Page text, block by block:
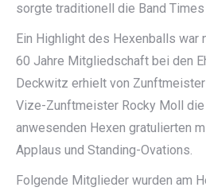
sorgte traditionell die Band Times
Ein Highlight des Hexenballs war
60 Jahre Mitgliedschaft bei den
Deckwitz erhielt von
Vize-Zunftmeister Rocky Moll die
anwesenden Hexen gratulierten
Applaus und Standing-Ovations.
Folgende Mitglieder wurden am